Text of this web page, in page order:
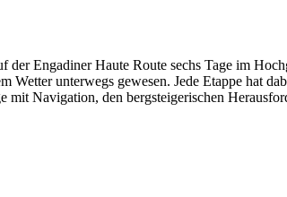
der Engadiner Haute Route sechs Tage im
Wetter unterwegs gewesen. Jede Etappe hat
mit Navigation, den bergsteigerischen